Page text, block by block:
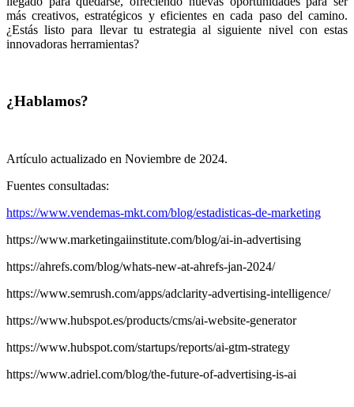
más creativos, estratégicos y eficientes en cada paso del camino.
¿Estás listo para llevar tu estrategia al siguiente nivel con estas
innovadoras herramientas?
¿Hablamos?
Artículo actualizado en Noviembre de 2024.
Fuentes consultadas:
https://www.vendemas-mkt.com/blog/estadisticas-de-marketing
https://www.marketingaiinstitute.com/blog/ai-in-advertising
https://ahrefs.com/blog/whats-new-at-ahrefs-jan-2024/
https://www.semrush.com/apps/adclarity-advertising-intelligence/
https://www.hubspot.es/products/cms/ai-website-generator
https://www.hubspot.com/startups/reports/ai-gtm-strategy
https://www.adriel.com/blog/the-future-of-advertising-is-ai